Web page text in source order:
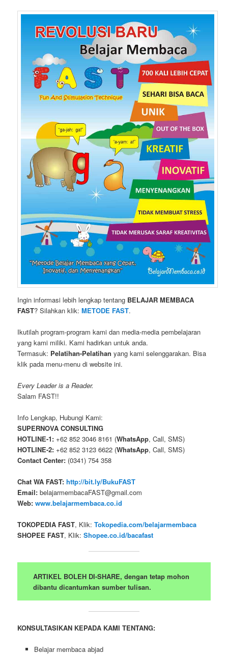
Ingin informasi lebih lengkap tentang BELAJAR MEMBACA
FAST? Silahkan klik:METODE FAST.
Ikutilah program-program kami dan media-media pembelajaran
yang kami miliki. Kami hadirkan untuk anda.
Termasuk: Pelatihan-Pelatihan yang kami selenggarakan. Bisa
klik pada menu-menu di website ini.
Every Leader is a Reader.
Salam FAST!!
Info Lengkap, Hubungi Kami:
SUPERNOVA CONSULTING
HOTLINE-1: +62 852 3046 8161 (WhatsApp, Call, SMS)
HOTLINE-2: +62 852 3123 6622 (WhatsApp, Call, SMS)
Contact Center: (0341) 754 358
Chat WA FAST: http://bit.ly/BukuFAST
Email: belajarmembacaFAST@gmail.com
Web: www.belajarmembaca.co.id
TOKOPEDIA FAST, Klik:Tokopedia.com/belajarmembaca
SHOPEE FAST, Klik:Shopee.co.id/bacafast
ARTIKEL BOLEH DI-SHARE, dengan tetap mohon
dibantu dicantumkan sumber tulisan.
KONSULTASIKAN KEPADA KAMI TENTANG:
Belajar membaca abjad